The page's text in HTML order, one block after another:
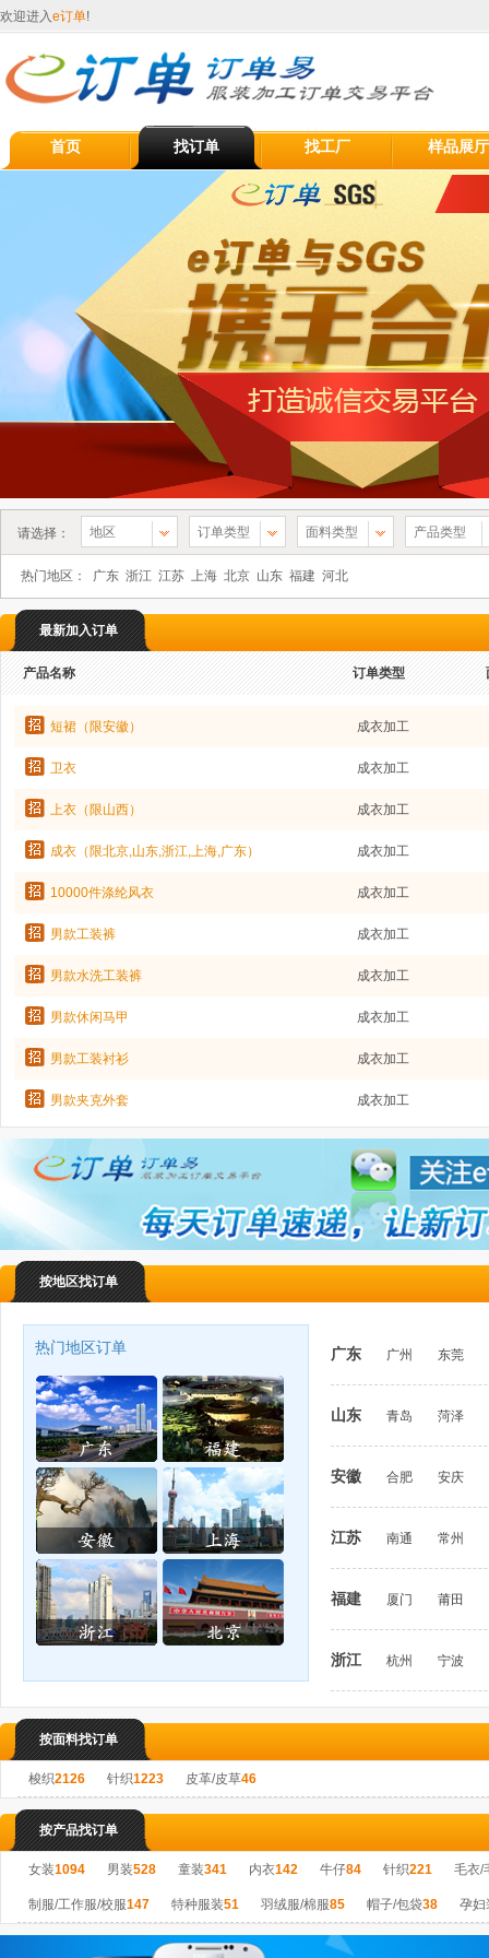
欢迎进入e订单!
首页 找订单 找工厂 样品展厅
请选择： 地区 订单类型 面料类型 产品类型
热门地区： 广东 浙江 江苏 上海 北京 山东 福建 河北
最新加入订单
产品名称 订单类型
短裙（限安徽） 成衣加工
卫衣 成衣加工
上衣（限山西） 成衣加工
成衣（限北京,山东,浙江,上海,广东） 成衣加工
10000件涤纶风衣 成衣加工
男款工装裤 成衣加工
男款水洗工装裤 成衣加工
男款休闲马甲 成衣加工
男款工装衬衫 成衣加工
男款夹克外套 成衣加工
按地区找订单
热门地区订单 广东 广州 东莞
山东 青岛 菏泽
安徽 合肥 安庆
江苏 南通 常州
福建 厦门 莆田
浙江 杭州 宁波
按面料找订单
梭织2126 针织1223 皮革/皮草46
按产品找订单
女装1094 男装528 童装341 内衣142 牛仔84 针织221 毛衣/
制服/工作服/校服147 特种服装51 羽绒服/棉服85 帽子/包袋38 孕妇
整烫/包装0 印花/绣花5 成衣洗水/染色0 其他加工工艺24